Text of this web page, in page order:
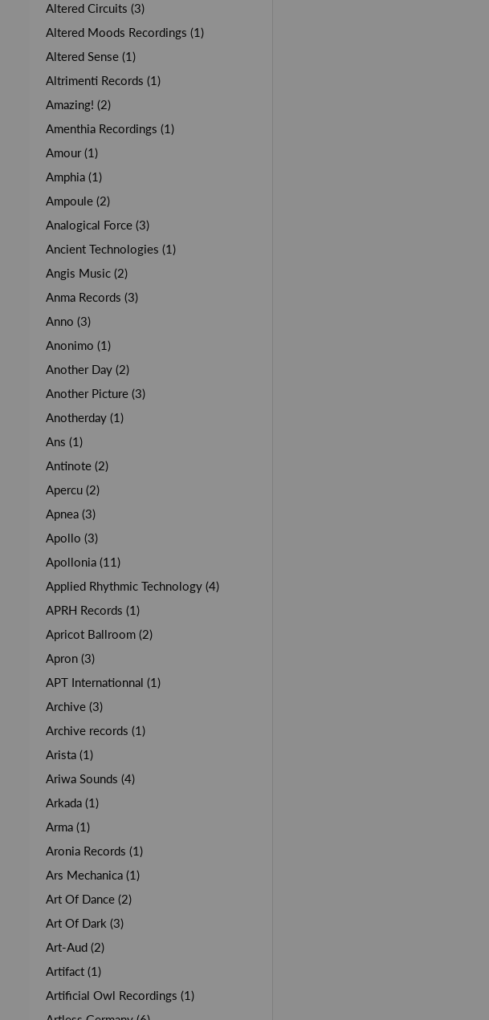
Altered Circuits (3)
Altered Moods Recordings (1)
Altered Sense (1)
Altrimenti Records (1)
Amazing! (2)
Amenthia Recordings (1)
Amour (1)
Amphia (1)
Ampoule (2)
Analogical Force (3)
Ancient Technologies (1)
Angis Music (2)
Anma Records (3)
Anno (3)
Anonimo (1)
Another Day (2)
Another Picture (3)
Anotherday (1)
Ans (1)
Antinote (2)
Apercu (2)
Apnea (3)
Apollo (3)
Apollonia (11)
Applied Rhythmic Technology (4)
APRH Records (1)
Apricot Ballroom (2)
Apron (3)
APT Internationnal (1)
Archive (3)
Archive records (1)
Arista (1)
Ariwa Sounds (4)
Arkada (1)
Arma (1)
Aronia Records (1)
Ars Mechanica (1)
Art Of Dance (2)
Art Of Dark (3)
Art-Aud (2)
Artifact (1)
Artificial Owl Recordings (1)